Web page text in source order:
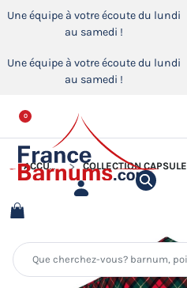
Une équipe à votre écoute du lundi
au samedi !
Une équipe à votre écoute du lundi
au samedi !
0
ACCUEIL COLLECTION CAPSULE - ÉDITION LIMITÉE